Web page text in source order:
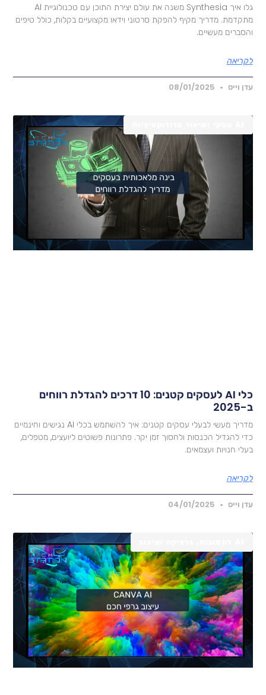
גלו איך Synthesia משנה את עולם יצירת התוכן עם טכנולוגיית AI
מדריך מקיף להפקת סרטוני וידאו מקצועיים בקלות, כולל טיפים
מעשיים.
וייס 08/01/2025
כלי AI לעסקים קטנים: 10 דרכים להגדלת רווחים
מדריך מעשי לבעלי עסקים קטנים: איך להשתמש בכלי AI נגישים וחינמיים
להגדיל הכנסות ולחסוך זמן יקר. פתרונות פשוטים ליועצים, מטפלים,
חנויות ועצמאים.
וייס 04/01/2025